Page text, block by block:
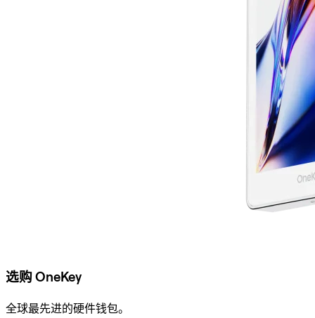
选购 OneKey
全球最先进的硬件钱包。